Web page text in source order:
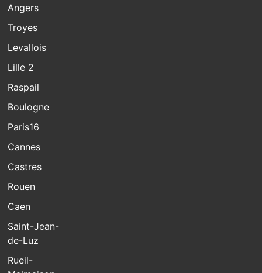
Angers
Troyes
Levallois
Lille 2
Raspail
Boulogne
Paris16
Cannes
Castres
Rouen
Caen
Saint-Jean-
de-Luz
Rueil-